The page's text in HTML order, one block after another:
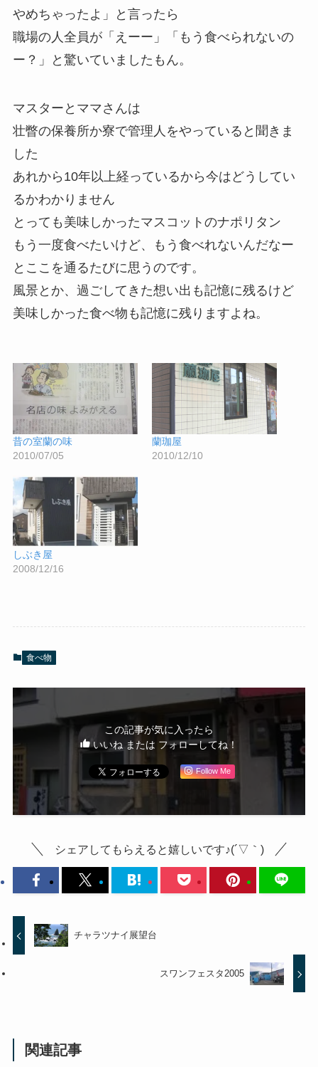
やめちゃったよ」と言ったら
職場の人全員が「えーー」「もう食べられないの
ー？」と驚いていましたもん。
マスターとママさんは
壮瞥の保養所か寮で管理人をやっていると聞きま
した
あれから10年以上経っているから今はどうしてい
るかわかりません
とっても美味しかったマスコットのナポリタン
もう一度食べたいけど、もう食べれないんだなー
とここを通るたびに思うのです。
風景とか、過ごしてきた想い出も記憶に残るけど
美味しかった食べ物も記憶に残りますよね。
昔の室蘭の味
2010/07/05
蘭珈屋
2010/12/10
しぶき屋
2008/12/16
食べ物
この記事が気に入ったら
いいね または フォローしてね！
Follow Me
シェアしてもらえると嬉しいです♪(´▽｀)
チャラツナイ展望台
スワンフェスタ2005
関連記事